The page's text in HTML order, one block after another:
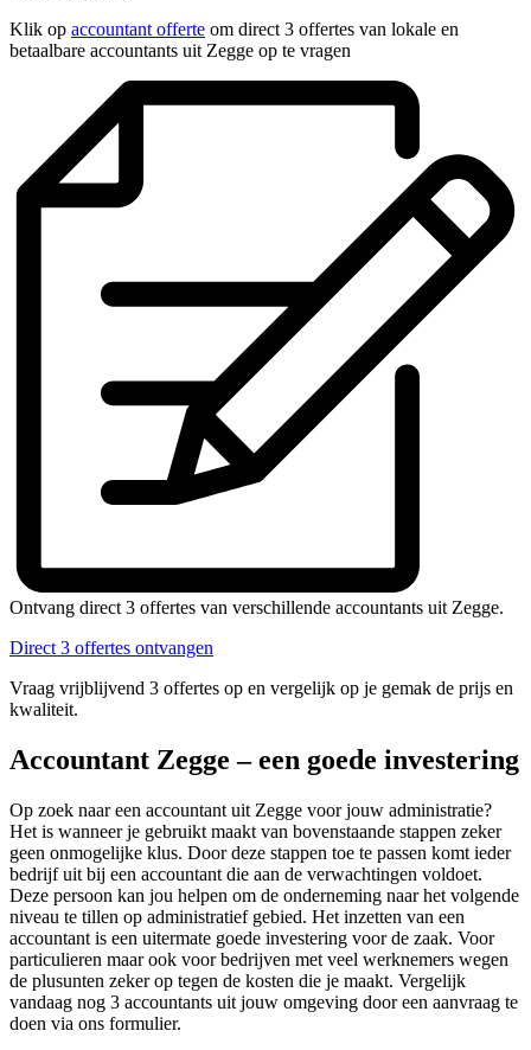
Klik op accountant offerte om direct 3 offertes van lokale en
betaalbare accountants uit Zegge op te vragen
Ontvang direct 3 offertes van verschillende accountants uit Zegge.
Direct 3 offertes ontvangen
Vraag vrijblijvend 3 offertes op en vergelijk op je gemak de prijs en
kwaliteit.
Accountant Zegge – een goede investering
Op zoek naar een accountant uit Zegge voor jouw administratie?
Het is wanneer je gebruikt maakt van bovenstaande stappen zeker
geen onmogelijke klus. Door deze stappen toe te passen komt ieder
bedrijf uit bij een accountant die aan de verwachtingen voldoet.
Deze persoon kan jou helpen om de onderneming naar het volgende
niveau te tillen op administratief gebied. Het inzetten van een
accountant is een uitermate goede investering voor de zaak. Voor
particulieren maar ook voor bedrijven met veel werknemers wegen
de plusunten zeker op tegen de kosten die je maakt. Vergelijk
vandaag nog 3 accountants uit jouw omgeving door een aanvraag te
doen via ons formulier.